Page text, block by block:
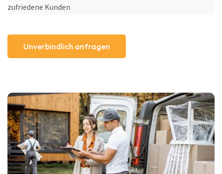
zufriedene Kunden
Unverbindlich anfragen